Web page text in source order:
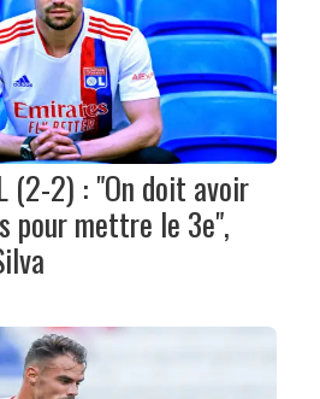
(2-2) : "On doit avoir
pour mettre le 3e",